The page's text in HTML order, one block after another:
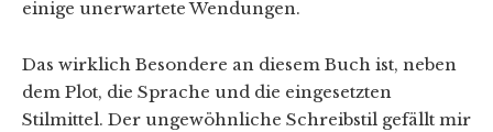
einige unerwartete Wendungen.
Das wirklich Besondere an diesem Buch ist, neben
dem Plot, die Sprache und die eingesetzten
Stilmittel. Der ungewöhnliche Schreibstil gefällt mir